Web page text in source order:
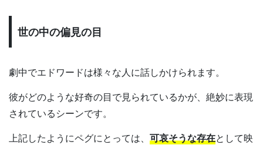
世の中の偏見の目
劇中でエドワードは様々な人に話しかけられます。
彼がどのような好奇の目で見られているかが、絶妙に表現
されているシーンです。
上記したようにペグにとっては、 可哀そうな存在として映